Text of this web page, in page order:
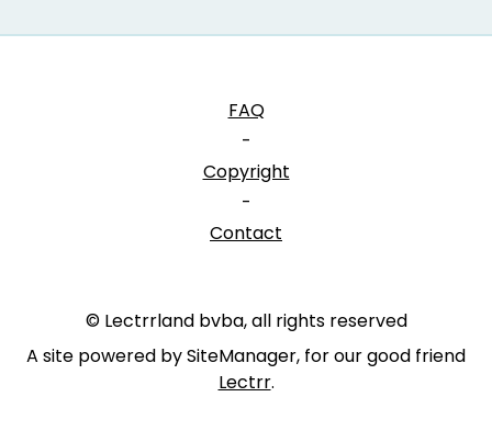
FAQ
-
Copyright
-
Contact
© Lectrrland bvba, all rights reserved
A site powered by SiteManager, for our good friend
Lectrr.